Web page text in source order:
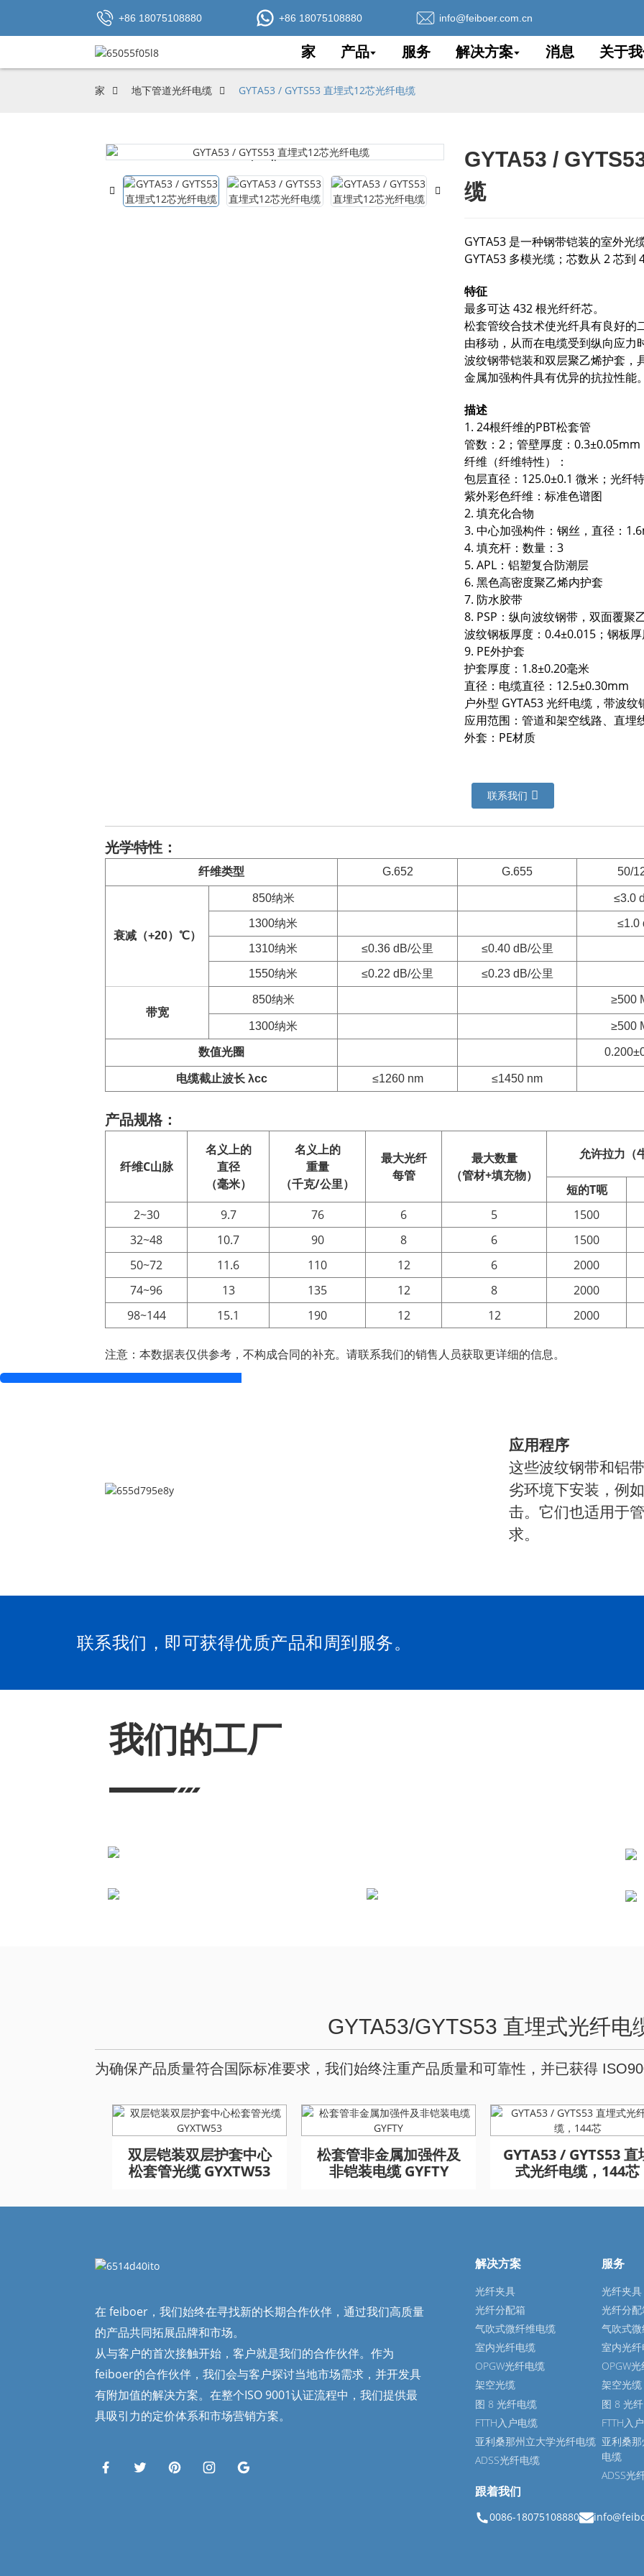
+86 18075108880 +86 18075108880 info@feiboer.com.cn
家 产品 服务 解决方案 消息 关于
家 地下管道光纤电缆 GYTA53 / GYTS53 直埋式12芯光纤电缆
Loading...
Loading... Loading...
Loading...
GYTA53 /
缆
GYTA53 是一种钢带铠装的室外光
GYTA53 多模光缆；芯数从 2 芯到
特征
最多可达 432 根光纤纤芯。
松套管绞合技术使光纤具有良好的
由移动，从而在电缆受到纵向应力
波纹钢带铠装和双层聚乙烯护套，
金属加强构件具有优异的抗拉性能
描述
1. 24根纤维的PBT松套管
管数：2；管壁厚度：
纤维（纤维特性）：
包层直径：125.0±0.1 微米；光纤
紫外彩色纤维：标准色谱图
2. 填充化合物
3. 中心加强构件：钢丝，直径：
4. 填充杆：数量：3
5. APL：铝塑复合防潮层
6. 黑色高密度聚乙烯内护套
7. 防水胶带
8. PSP：纵向波纹钢带，双面覆聚
波纹钢板厚度：0.4±0.015；钢板
9. PE外护套
护套厚度：1.8±0.20毫米
直径：电缆直径：12.5±0.30mm
户外型 GYTA53 光纤电缆，带波纹
应用范围：管道和架空线路、直埋
外套：PE材质
联系我们
光学特性：
纤维类型 G.652 G.655 50/
衰减（+20） ℃）
850纳米 ≤3.0
1300纳米 ≤1.0
1310纳米 ≤0.36 dB/公里 ≤0.40 dB/公里
1550纳米 ≤0.22 dB/公里 ≤0.23 dB/公里
带宽
850纳米 ≥500
1300纳米 ≥500
数值光圈
电缆截止波长 λcc ≤1260 nm ≤1450 nm
产品规格：
纤维C山脉
名义上的
直径
（毫米）
名义上的
重量
（千克/公里）
最大光纤
每管
最大数量
（管材+填充物）
允许拉力（
短的T呃
2~30
9.7 76 6 5
1500
32~48
10.7 90 8 6
1500
50~72
11.6 110 12 6
2000
74~96
13 135 12 8
2000
98~144
15.1 190 12 12 2000
注意：本数据表仅供参考，不构成合同的补充。请联系我们的销售人员获取更详细的信息。
应用程序
这些波纹钢带和铝
劣环境下安装，例
击。它们也适用于
求。
联系我们，即可获得优质产品和周到服务。
我们的工厂
GYTA53/GYTS53 直埋式光纤电
为确保产品质量符合国际标准要求，我们始终注重产品质量和可靠性，并已获得
双层铠装双层护套中心
松套管光缆 GYXTW53
松套管非金属加强件及
非铠装电缆 GYFTY
GYTA53 / GYTS53 直
式光纤电缆，144芯
GYFTA53 铠装室外光缆
96芯
GYFTA53 铠装室外光缆
96芯
GYFTA53 铠装室外光
96芯
GYFTA53 铠装室外光缆
96芯
GYFTA53 铠装室外光缆
96芯
GYFTA53 铠装室外光
96芯
在 feiboer，我们始终在寻找新的长期合作伙伴，通过我们高质量
的产品共同拓展品牌和市场。
从与客户的首次接触开始，客户就是我们的合作伙伴。作为
feiboer的合作伙伴，我们会与客户探讨当地市场需求，并开发具
有附加值的解决方案。在整个ISO 9001认证流程中，我们提供最
具吸引力的定价体系和市场营销方案。
解决方案
光纤夹具
光纤分配箱
气吹式微纤维电缆
室内光纤电缆
OPGW光纤电缆
架空光缆
图 8 光纤电缆
FTTH入户电缆
亚利桑那州立大学光纤电缆
ADSS光纤电缆
服务
光纤夹具
光纤分
气吹式
室内光
OPGW
架空光缆
图 8 光
FTTH入
亚利桑
电缆
ADSS光
跟着我们
0086-18075108880